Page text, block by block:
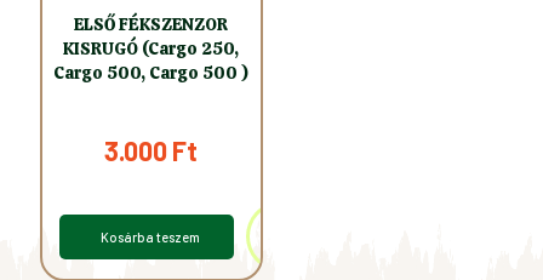
ELSŐ FÉKSZENZOR
KISRUGÓ (Cargo 250,
Cargo 500, Cargo 500 )
3.000Ft
Kosárba teszem